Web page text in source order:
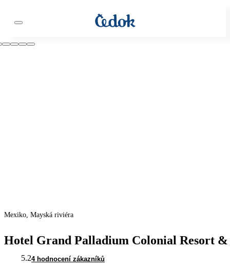
Mexiko, Mayská riviéra
Hotel Grand Palladium Colonial Resort &
5.24 hodnocení zákazníků